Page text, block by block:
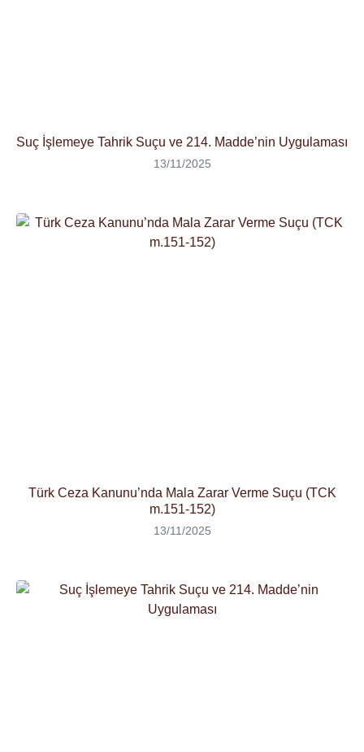
Suç İşlemeye Tahrik Suçu ve 214. Madde’nin Uygulaması
13/11/2025
Türk Ceza Kanunu’nda Mala Zarar Verme Suçu (TCK
m.151-152)
13/11/2025